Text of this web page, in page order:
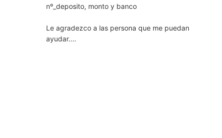
nº_deposito, monto y banco
Le agradezco a las persona que me puedan
ayudar....